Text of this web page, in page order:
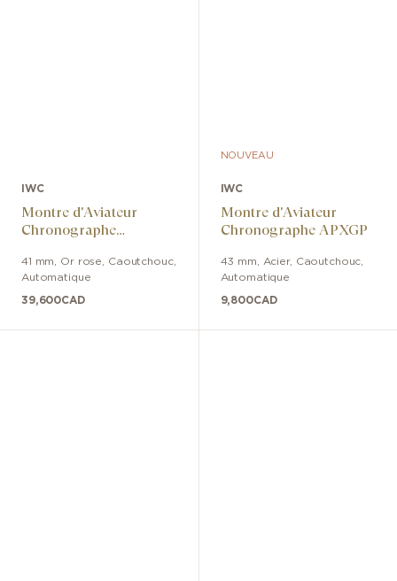
IWC
Montre d'Aviateur
Chronographe
41 mm Or rose Caoutchouc,
Automatique
39,600CAD
NOUVEAU
IWC
Montre d'Aviateur
Chronographe APXGP
43 mm Acier, Caoutchouc
Automatique
9,800CAD